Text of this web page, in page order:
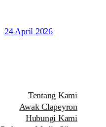
24 April 2026
Tentang Kami
Awak Clapeyron
Hubungi Kami